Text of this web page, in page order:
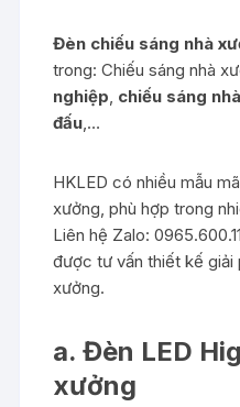
Đèn chiếu sáng nhà
trong: Chiếu sáng nhà
nghiệp, chiếu sáng
đấu,…
HKLED có nhiều mẫu
xưởng, phù hợp trong
Liên hệ Zalo:
được tư vấn thiết kế giải
xưởng.
a. Đèn LED
xưởng